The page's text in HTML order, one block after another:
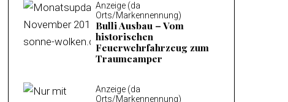
Anzeige (da
Orts/Markennennung)
Bulli Ausbau – Vom
historischen
Feuerwehrfahrzeug zum
Traumcamper
Anzeige (da
Orts/Markennennung)